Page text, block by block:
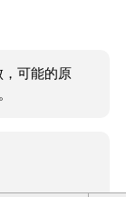
可能的原